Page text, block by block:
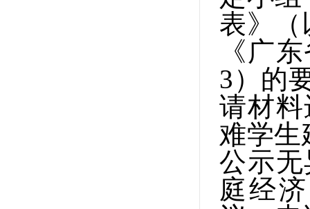
表》（
《广
3）的
请材
难学生
公示
庭经